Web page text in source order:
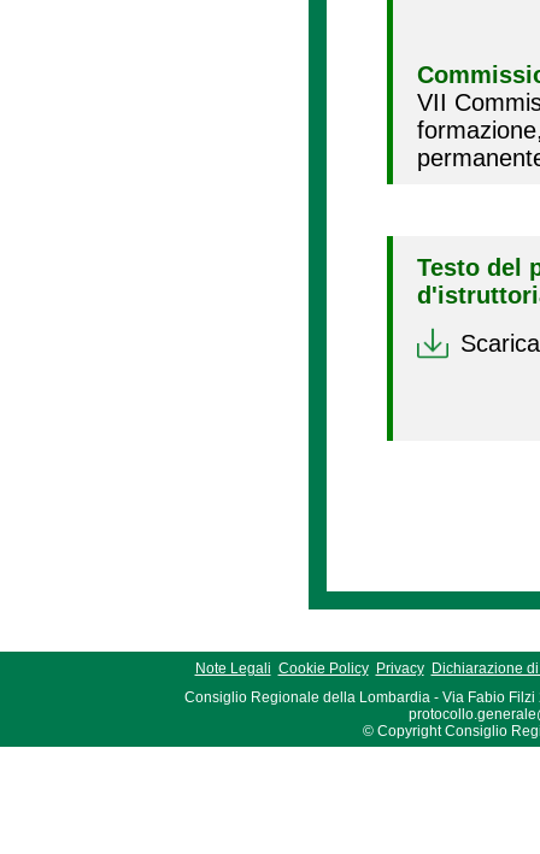
VII
Testo del
Note Legali Cookie Policy Privacy
Dichiarazione
Consiglio Regionale della Lombardia - Via Fabio Filzi
© Copyright Consiglio